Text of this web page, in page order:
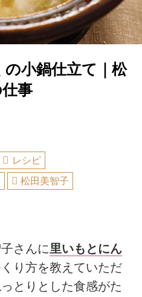
小鍋仕立て｜松
事
レシピ
松田美智子
さんに里いもとにん
り方を教えていただ
とりとした食感がた